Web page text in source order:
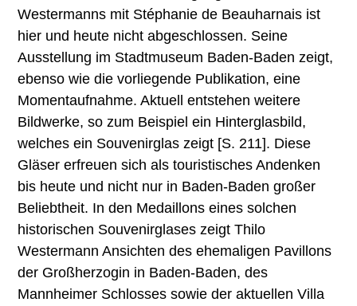
Westermanns mit Stéphanie de Beauharnais ist
hier und heute nicht abgeschlossen. Seine
Ausstellung im Stadtmuseum Baden-Baden zeigt,
ebenso wie die vorliegende Publikation, eine
Momentaufnahme. Aktuell entstehen weitere
Bildwerke, so zum Beispiel ein Hinterglasbild,
welches ein Souvenirglas zeigt [S. 211]. Diese
Gläser erfreuen sich als touristisches Andenken
bis heute und nicht nur in Baden-Baden großer
Beliebtheit. In den Medaillons eines solchen
historischen Souvenirglases zeigt Thilo
Westermann Ansichten des ehemaligen Pavillons
der Großherzogin in Baden-Baden, des
Mannheimer Schlosses sowie der aktuellen Villa